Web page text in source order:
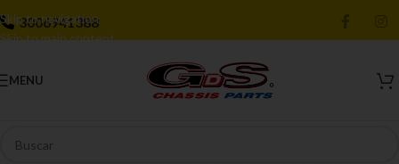
Skip to navigation
Skip to main content
3006941388
MENU